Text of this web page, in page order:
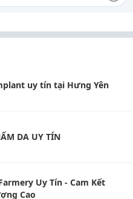
uy tín tại Hưng Yên
DA UY TÍN
Uy Tín - Cam Kết
Cao